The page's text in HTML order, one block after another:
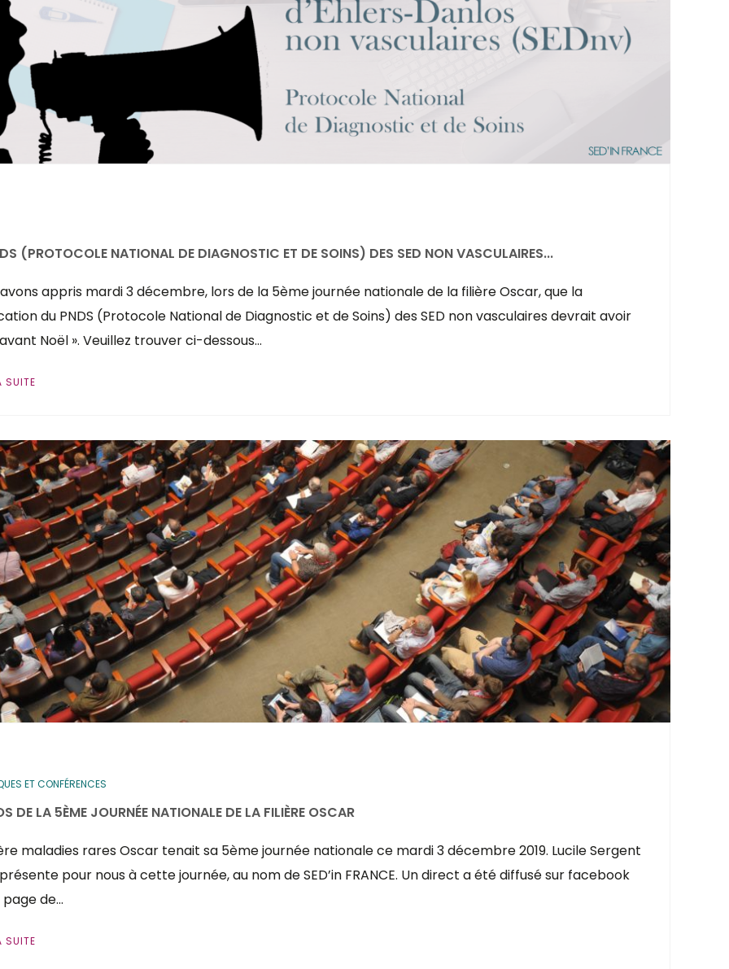
(PROTOCOLE NATIONAL DE DIAGNOSTIC ET DE SOINS) DES SED NON VASCULAIRES...
appris mardi 3 décembre, lors de la 5ème journée nationale de la filière Oscar, que la
du PNDS (Protocole National de Diagnostic et de Soins) des SED non vasculaires devrait avoir
Noël ». Veuillez trouver ci-dessous…
SUITE
ET CONFÉRENCES
DE LA 5ÈME JOURNÉE NATIONALE DE LA FILIÈRE OSCAR
maladies rares Oscar tenait sa 5ème journée nationale ce mardi 3 décembre 2019. Lucile Sergent
pour nous à cette journée, au nom de SED’in FRANCE. Un direct a été diffusé sur facebook
de…
SUITE